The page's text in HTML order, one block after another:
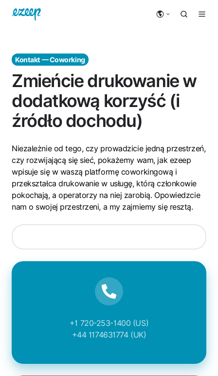
Kontakt — Coworking
Zmieńcie drukowanie w
dodatkową korzyść (i
źródło dochodu)
Niezależnie od tego, czy prowadzicie jedną przestrzeń,
czy rozwijającą się sieć, pokażemy wam, jak ezeep
wpisuje się w waszą platformę coworkingową i
przekształca drukowanie w usługę, którą członkowie
pokochają, a operatorzy na niej zarobią. Opowiedzcie
nam o swojej przestrzeni, a my zajmiemy się resztą.
+1 720-253-1400 (US)
+44 1174631774 (UK)